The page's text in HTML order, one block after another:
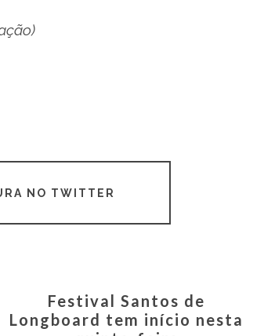
NO TWITTER
Festival Santos de
Longboard tem início nesta